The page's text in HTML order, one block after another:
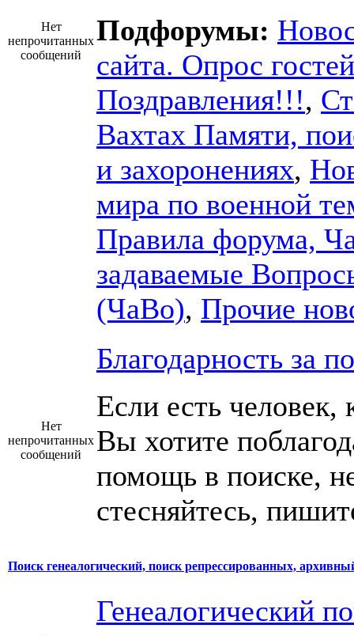
Нет
непрочитанных
сообщений
Подфорумы:
сайта. Опрос
Поздравления!!!,
Вахтах Памяти,
и захоронениях,
мира по военной
Правила форума,
задаваемые
(ЧаВо), Прочие
Нет
непрочитанных
сообщений
Благодарность за
Если есть человек,
Вы хотите
помощь в поиске,
стесняйтесь,
Поиск генеалогический, поиск репрессированных,
Генеалогический